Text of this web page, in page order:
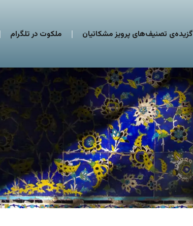
گزیده‌ی تصنیف‌های پرویز مشکاتیان ملکوت در تلگرام